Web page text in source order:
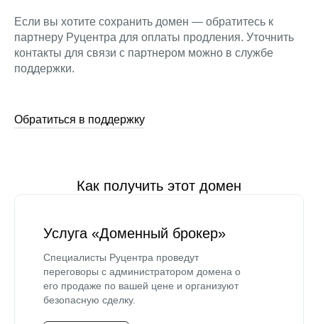
Если вы хотите сохранить домен — обратитесь к
партнеру Руцентра для оплаты продления. Уточнить
контакты для связи с партнером можно в службе
поддержки.
Обратиться в поддержку
Как получить этот домен
Услуга «Доменный брокер»
Специалисты Руцентра проведут
переговоры с администратором домена о
его продаже по вашей цене и организуют
безопасную сделку.